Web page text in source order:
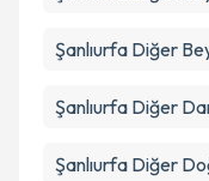
Şanlıurfa Diğer
Şanlıurfa Diğer
Şanlıurfa Diğer